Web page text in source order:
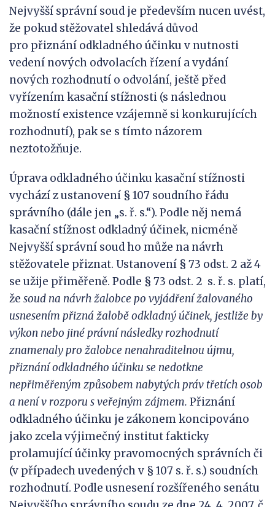
Nejvyšší správní soud je především nucen uvést,
že pokud stěžovatel shledává důvod
pro přiznání odkladného účinku v nutnosti
vedení nových odvolacích řízení a vydání
nových rozhodnutí o odvolání, ještě před
vyřízením kasační stížnosti (s následnou
možností existence vzájemně si konkurujících
rozhodnutí), pak se s tímto názorem
neztotožňuje.
Úprava odkladného účinku kasační stížnosti
vychází z ustanovení § 107 soudního řádu
správního (dále jen „s. ř. s.“). Podle něj nemá
kasační stížnost odkladný účinek, nicméně
Nejvyšší správní soud ho může na návrh
stěžovatele přiznat. Ustanovení § 73 odst. 2 až 4
se užije přiměřeně. Podle § 73 odst. 2 s. ř. s. platí,
že soud na návrh žalobce po vyjádření žalovaného
usnesením přizná žalobě odkladný účinek, jestliže by
výkon nebo jiné právní následky rozhodnutí
znamenaly pro žalobce nenahraditelnou újmu,
přiznání odkladného účinku se nedotkne
nepřiměřeným způsobem nabytých práv třetích osob
a není v rozporu sveřejným zájmem. Přiznání
odkladného účinku je zákonem koncipováno
jako zcela výjimečný institut fakticky
prolamující účinky pravomocných správních či
(v případech uvedených v § 107 s. ř. s.) soudních
rozhodnutí. Podle usnesení rozšířeného senátu